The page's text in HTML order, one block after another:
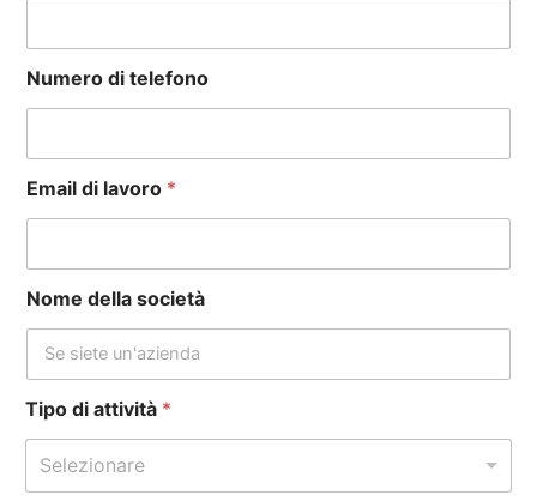
Numero di telefono
Email di lavoro *
Nome della società
Tipo di attività *
Selezionare